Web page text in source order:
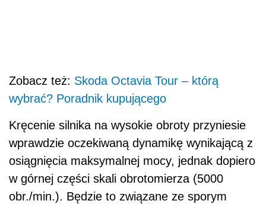
Zobacz też: Skoda Octavia Tour – którą
wybrać? Poradnik kupującego
Kręcenie silnika na wysokie obroty przyniesie
wprawdzie oczekiwaną dynamikę wynikającą z
osiągnięcia maksymalnej mocy, jednak dopiero
w górnej części skali obrotomierza (5000
obr./min.). Będzie to związane ze sporym